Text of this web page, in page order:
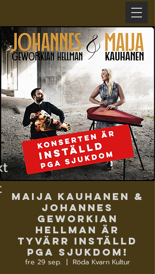
Maija Kauhanen &
Johannes
Geworkian
Hellman är
tyvärr inställd
pga sjukdom!
fre 29 sep.
  |
Röda Kvarn Kultur